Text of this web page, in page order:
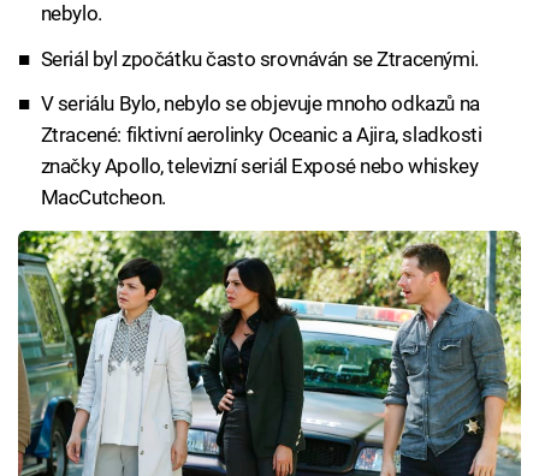
nebylo.
Seriál byl zpočátku často srovnáván se Ztracenými.
V seriálu Bylo, nebylo se objevuje mnoho odkazů na
Ztracené: fiktivní aerolinky Oceanic a Ajira, sladkosti
značky Apollo, televizní seriál Exposé nebo whiskey
MacCutcheon.